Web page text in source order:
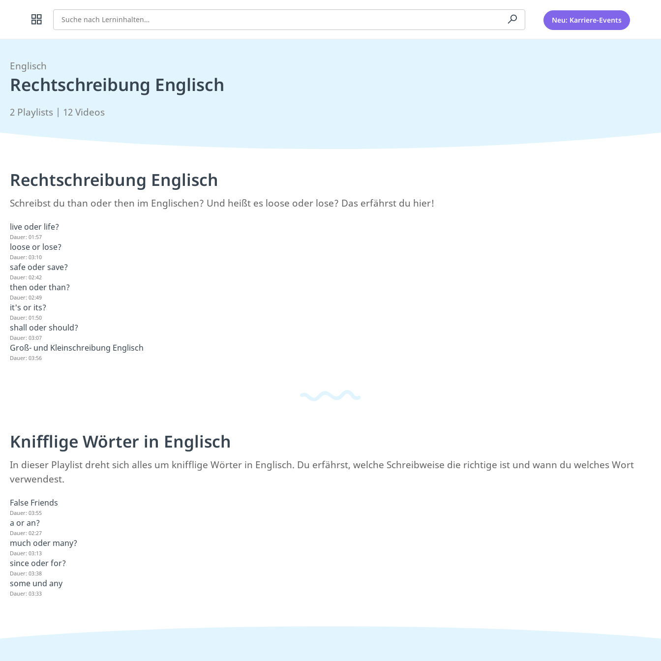
Suche Neu: Karriere-Events
Englisch
Rechtschreibung Englisch
2 Playlists | 12 Videos
Rechtschreibung Englisch
Schreibst du than oder then im Englischen? Und heißt es loose oder lose? Das erfährst du hier!
live oder life?
Dauer: 01:57
loose or lose?
Dauer: 03:10
safe oder save?
Dauer: 02:42
then oder than?
Dauer: 02:49
it's or its?
Dauer: 01:50
shall oder should?
Dauer: 03:07
Groß- und Kleinschreibung Englisch
Dauer: 03:56
Knifflige Wörter in Englisch
In dieser Playlist dreht sich alles um knifflige Wörter in Englisch. Du erfährst, welche Schreibweise die richtige ist und wann du welches Wort
verwendest.
False Friends
Dauer: 03:55
a or an?
Dauer: 02:27
much oder many?
Dauer: 03:13
since oder for?
Dauer: 03:38
some und any
Dauer: 03:33